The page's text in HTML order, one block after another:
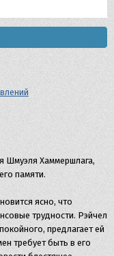
Шмуэля Хаммершлага,
памяти.
ясно, что
трудности. Рэйчел
предлагает ей
требует быть в его